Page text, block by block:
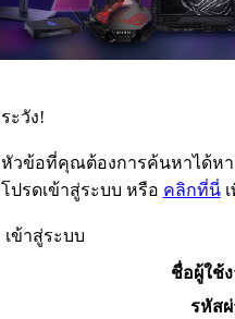
ระวัง!
หัวข้อที่คุณต้องการค้นหาได้ห
โปรดเข้าสู่ระบบ หรือ คลิกที่นี่เ
เข้าสู่ระบบ
ชื่อผู้ใช้
รหัส